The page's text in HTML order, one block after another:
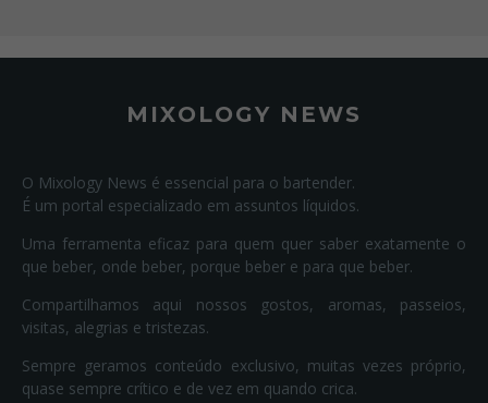
MIXOLOGY NEWS
O Mixology News é essencial para o bartender.
É um portal especializado em assuntos líquidos.
Uma ferramenta eficaz para quem quer saber exatamente o
que beber, onde beber, porque beber e para que beber.
Compartilhamos aqui nossos gostos, aromas, passeios,
visitas, alegrias e tristezas.
Sempre geramos conteúdo exclusivo, muitas vezes próprio,
quase sempre crítico e de vez em quando crica.